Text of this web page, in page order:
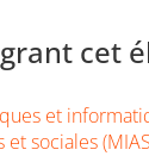
cet
et
sociales